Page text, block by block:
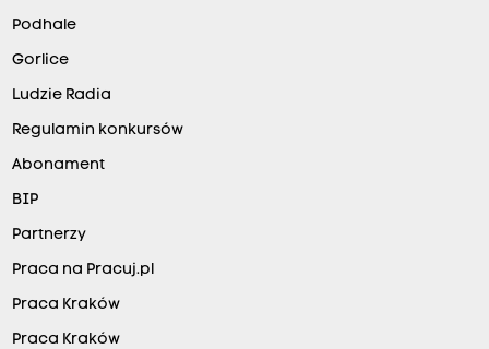
Podhale
Gorlice
Ludzie Radia
Regulamin konkursów
Abonament
BIP
Partnerzy
Praca na Pracuj.pl
Praca Kraków
Praca Kraków